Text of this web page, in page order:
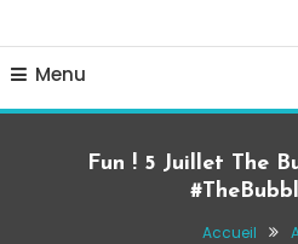
Menu
Fun ! 5 Juillet The
Accueil